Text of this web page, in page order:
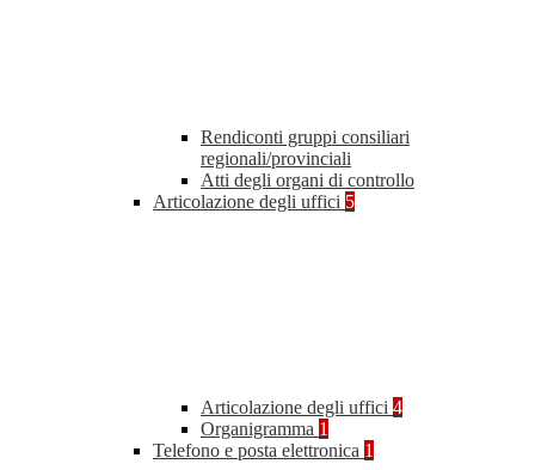
Rendiconti gruppi consiliari
regionali/provinciali
Atti degli organi di controllo
Articolazione degli uffici 5
Articolazione degli uffici 4
Organigramma 1
Telefono e posta elettronica 1